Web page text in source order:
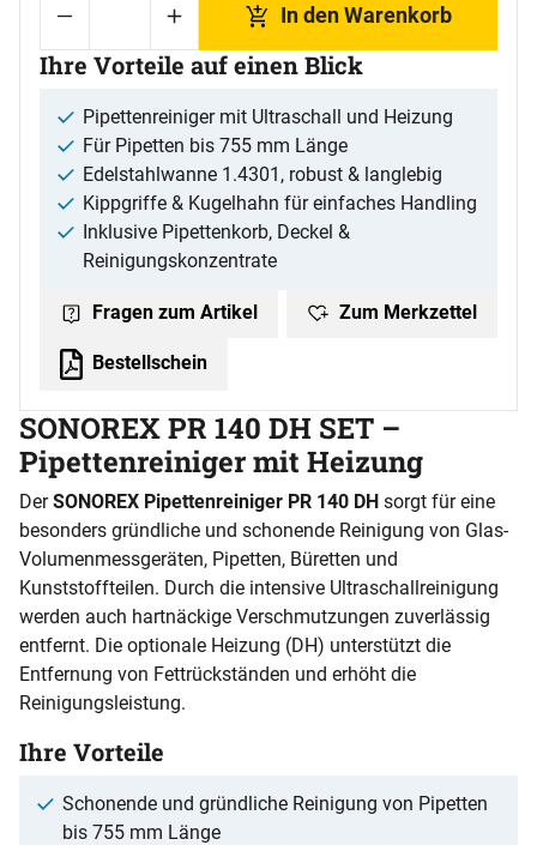
In den Warenkorb
Ihre Vorteile auf einen Blick
Pipettenreiniger mit Ultraschall und Heizung
Für Pipetten bis 755 mm Länge
Edelstahlwanne 1.4301, robust & langlebig
Kippgriffe & Kugelhahn für einfaches Handling
Inklusive Pipettenkorb, Deckel &
Reinigungskonzentrate
Fragen zum Artikel Zum Merkzettel
Bestellschein
SONOREX PR 140 DH SET –
Pipettenreiniger mit Heizung
DerSONOREX Pipettenreiniger PR 140 DH sorgt für eine
besonders gründliche und schonende Reinigung von Glas-
Volumenmessgeräten, Pipetten, Büretten und
Kunststoffteilen. Durch die intensive Ultraschallreinigung
werden auch hartnäckige Verschmutzungen zuverlässig
entfernt. Die optionale Heizung (DH) unterstützt die
Entfernung von Fettrückständen und erhöht die
Reinigungsleistung.
Ihre Vorteile
Schonende und gründliche Reinigung von Pipetten
bis 755 mm Länge